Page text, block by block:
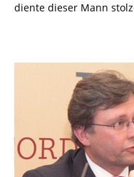
diente dieser Mann